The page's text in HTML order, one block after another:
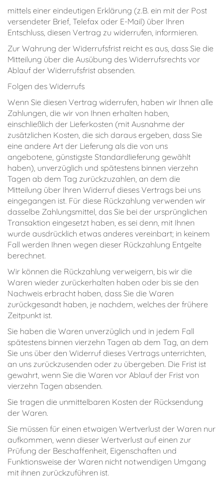
mittels einer eindeutigen Erklärung (z.B. ein mit der Post
versendeter Brief, Telefax oder E-Mail) über Ihren
Entschluss, diesen Vertrag zu widerrufen, informieren.
Zur Wahrung der Widerrufsfrist reicht es aus, dass Sie die
Mitteilung über die Ausübung des Widerrufsrechts vor
Ablauf der Widerrufsfrist absenden.
Folgen des Widerrufs
Wenn Sie diesen Vertrag widerrufen, haben wir Ihnen alle
Zahlungen, die wir von Ihnen erhalten haben,
einschließlich der Lieferkosten (mit Ausnahme der
zusätzlichen Kosten, die sich daraus ergeben, dass Sie
eine andere Art der Lieferung als die von uns
angebotene, günstigste Standardlieferung gewählt
haben), unverzüglich und spätestens binnen vierzehn
Tagen ab dem Tag zurückzuzahlen, an dem die
Mitteilung über Ihren Widerruf dieses Vertrags bei uns
eingegangen ist. Für diese Rückzahlung verwenden wir
dasselbe Zahlungsmittel, das Sie bei der ursprünglichen
Transaktion eingesetzt haben, es sei denn, mit Ihnen
wurde ausdrücklich etwas anderes vereinbart; in keinem
Fall werden Ihnen wegen dieser Rückzahlung Entgelte
berechnet.
Wir können die Rückzahlung verweigern, bis wir die
Waren wieder zurückerhalten haben oder bis sie den
Nachweis erbracht haben, dass Sie die Waren
zurückgesandt haben, je nachdem, welches der frühere
Zeitpunkt ist.
Sie haben die Waren unverzüglich und in jedem Fall
spätestens binnen vierzehn Tagen ab dem Tag, an dem
Sie uns über den Widerruf dieses Vertrags unterrichten,
an uns zurückzusenden oder zu übergeben. Die Frist ist
gewahrt, wenn Sie die Waren vor Ablauf der Frist von
vierzehn Tagen absenden.
Sie tragen die unmittelbaren Kosten der Rücksendung
der Waren.
Sie müssen für einen etwaigen Wertverlust der Waren nur
aufkommen, wenn dieser Wertverlust auf einen zur
Prüfung der Beschaffenheit, Eigenschaften und
Funktionsweise der Waren nicht notwendigen Umgang
mit ihnen zurückzuführen ist.